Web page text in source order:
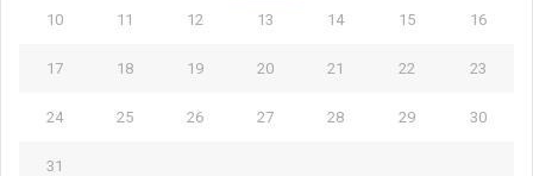
10 11 12 13 14 15 16
17 18 19 20 21 22 23
24 25 26 27 28 29 30
31